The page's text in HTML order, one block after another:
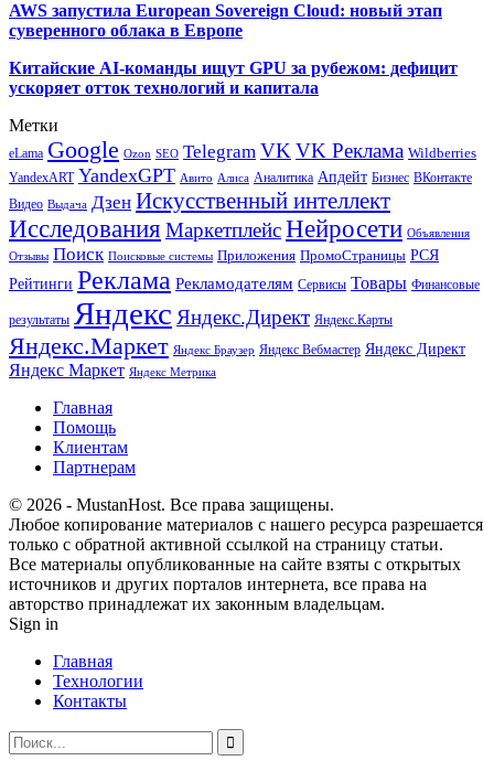
AWS запустила European Sovereign Cloud: новый этап
суверенного облака в Европе
Китайские AI-команды ищут GPU за рубежом: дефицит
ускоряет отток технологий и капитала
Метки
eLama Google Ozon SEO Telegram VKVK Реклама Wildberries
YandexART YandexGPT Авито Алиса Аналитика Апдейт Бизнес ВКонтакте
Видео Выдача Дзен Искусственный интеллект
Исследования МаркетплейсНейросети Объявления
Отзывы Поиск Поисковые системы Приложения ПромоСтраницы РСЯ
Рейтинги Реклама Рекламодателям Сервисы Товары Финансовые
результаты Яндекс Яндекс.Директ Яндекс.Карты
Яндекс.Маркет Яндекс Браузер Яндекс Вебмастер Яндекс Директ
Яндекс Маркет Яндекс Метрика
Главная
Помощь
Клиентам
Партнерам
© 2026 - MustanHost. Все права защищены.
Любое копирование материалов с нашего ресурса разрешается
только с обратной активной ссылкой на страницу статьи.
Все материалы опубликованные на сайте взяты с открытых
источников и других порталов интернета, все права на
авторство принадлежат их законным владельцам.
Sign in
Главная
Технологии
Контакты